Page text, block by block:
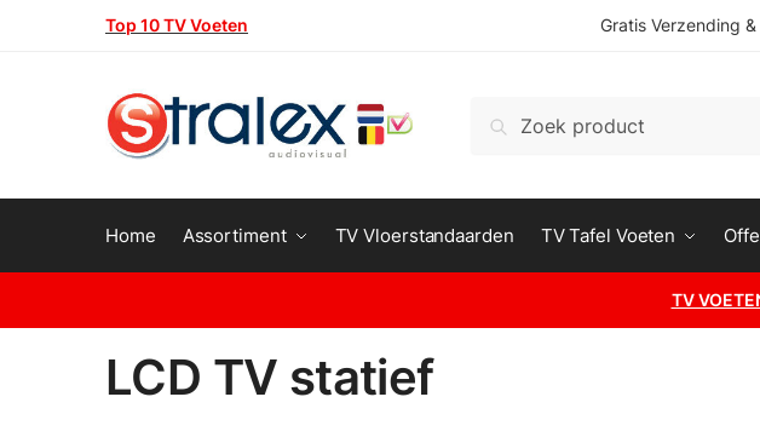
Top 10 TV Voeten Gratis Verzending
naar:
Home Assortiment TV Vloerstandaarden TV Tafel Voeten
TV
LCD TV statief